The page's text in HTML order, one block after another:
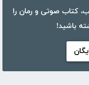
کتابراه، بیش از ۵۰،۰۰۰ کتاب، کتاب صوتی و رمان را
باشید!